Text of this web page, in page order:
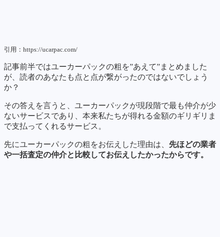
引用：https://ucarpac.com/
記事前半ではユーカーパックの粗を”あえて”まとめました
が、読者のあなたも点と点が繋がったのではないでしょう
か？
その答えを言うと、ユーカーパックが現段階で最も仲介が少
ないサービスであり、本来私たちが得れる金額のギリギリま
で支払ってくれるサービス。
先にユーカーパックの粗をお伝えした理由は、 先ほどの業者
や一括査定の仲介と比較してお伝えしたかったからです。